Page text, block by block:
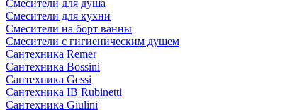
Смесители для душа
Смесители для кухни
Смесители на борт ванны
Смесители с гигиеническим душем
Сантехника Remer
Сантехника Bossini
Сантехника Gessi
Сантехника IB Rubinetti
Сантехника Giulini